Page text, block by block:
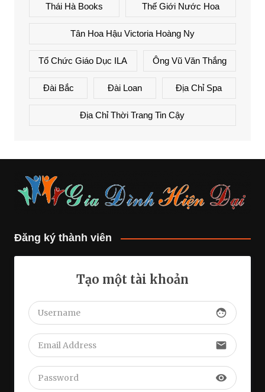
Thái Hà Books Thế Giới Nước Hoa
Tân Hoa Hậu Victoria Hoàng Ny
Tổ Chức Giáo Dục ILA Ông Vũ Văn Thắng
Đài Bắc Đài Loan Địa Chỉ Spa
Địa Chỉ Thời Trang Tin Cậy
Đăng ký thành viên
Tạo một tài khoản
face
email
visibility